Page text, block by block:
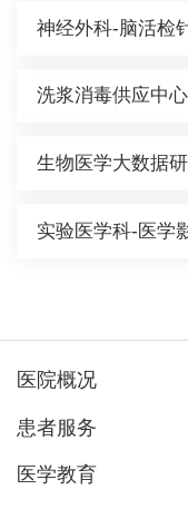
神经外科-脑活检
洗浆消毒供应中
生物医学大数据
实验医学科-医学
医院概况
患者服务
医学教育